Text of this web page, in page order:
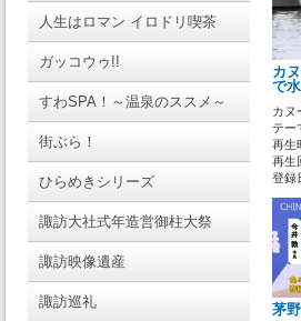
人生はロマン イロドリ喫茶
ガッコウゥ!!
すわSPA！～温泉のススメ～
街ぶら！
ひらめきシリーズ
諏訪大社式年造営御柱大祭
諏訪映像遺産
諏訪巡礼
カ
で
カ
テー
再生
再生
登録
茅